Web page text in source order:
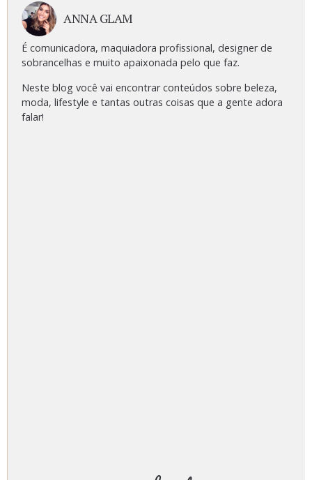
ANNA GLAM
É comunicadora, maquiadora profissional, designer de
sobrancelhas e muito apaixonada pelo que faz.
Neste blog você vai encontrar conteúdos sobre beleza,
moda, lifestyle e tantas outras coisas que a gente adora
falar!